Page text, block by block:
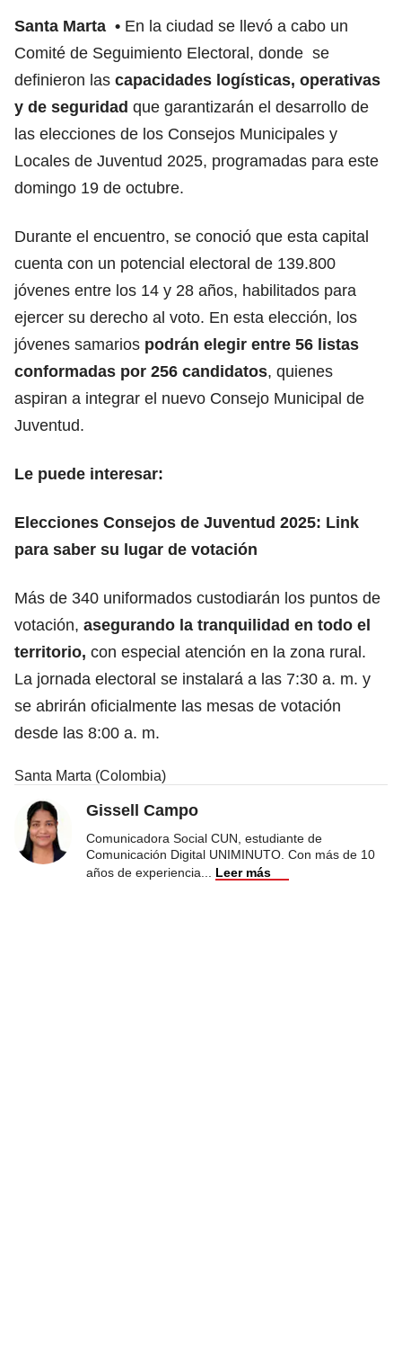
Santa Marta
En la ciudad se llevó a cabo un
Comité de Seguimiento Electoral, donde se
definieron las capacidades logísticas, operativas
y de seguridad que garantizarán el desarrollo de
las elecciones de los Consejos Municipales y
Locales de Juventud 2025, programadas para este
domingo 19 de octubre.
Durante el encuentro, se conoció que esta capital
cuenta con un potencial electoral de 139.800
jóvenes entre los 14 y 28 años, habilitados para
ejercer su derecho al voto. En esta elección, los
jóvenes samarios podrán elegir entre 56 listas
conformadas por 256 candidatos, quienes
aspiran a integrar el nuevo Consejo Municipal de
Juventud.
Le puede interesar:
Elecciones Consejos de Juventud 2025: Link
para saber su lugar de votación
Más de 340 uniformados custodiarán los puntos de
votación, asegurando la tranquilidad en todo el
territorio, con especial atención en la zona rural.
La jornada electoral se instalará a las 7:30 a. m. y
se abrirán oficialmente las mesas de votación
desde las 8:00 a. m.
Santa Marta (Colombia)
Gissell Campo
Comunicadora Social CUN, estudiante de
Comunicación Digital UNIMINUTO. Con más de 10
años de experiencia
Leer más